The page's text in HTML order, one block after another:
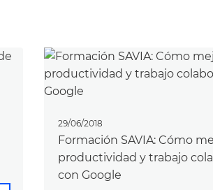
29/06/2018
Formación SAVIA: Cómo
productividad y trabajo
con Google